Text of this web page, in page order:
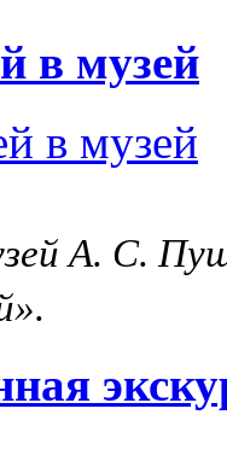
в музей
А. С.